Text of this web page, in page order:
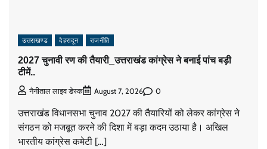
उत्तराखण्ड देहरादून राजनीति
2027 चुनावी रण की तैयारी_उत्तराखंड कांग्रेस ने बनाई पांच बड़ी
टीमें..
नैनीताल लाइव डेस्क August 7, 2026 0
उत्तराखंड विधानसभा चुनाव 2027 की तैयारियों को लेकर कांग्रेस ने
संगठन को मजबूत करने की दिशा में बड़ा कदम उठाया है। अखिल
भारतीय कांग्रेस कमेटी […]